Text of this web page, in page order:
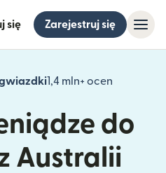
się Zarejestruj się
1,4 mln+ ocen
(otwiera
do
Australii